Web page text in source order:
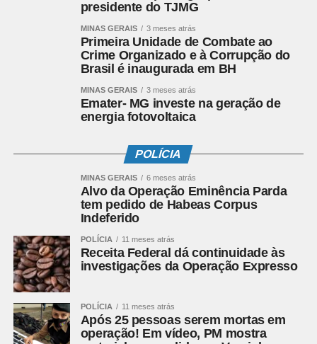
Para o reitor do IFSULDEMINAS, professor Marcelo
Bregagnoli, a parceria tem se mostrado muito positiva e
quem ganha é o contribuinte. “Temos uma parceria muito
efetiva com a Receita Federal, fortalecendo o valor
público entre as instituições. Ações como essa nos
enchem de orgulho por sabermos que vamos além do
ensino, pesquisa e extensão, ampliando nossas ações
sociais junto a sociedade”.
Processo de Transformação
De acordo com o IFSULDEMINAS, a descaracterização
acontece com a retirada de etiquetas, marcas e
logomarcas em evidência, e o material será reutilizado na
confecção de máscaras de proteção contra a COVID-19.
Além do vestuário, outros itens estão sendo destinados
ao IFSULDEMINAS, como: cintos, sapatos e bonés.
Esses artigos serão doados à população de baixa renda
ou em situação de vulnerabilidade.
Parceria pelo bem
presidente do TJMG
MINAS GERAIS 3 meses atrás
Primeira Unidade de Combate ao
Crime Organizado e à Corrupção do
Brasil é inaugurada em BH
MINAS GERAIS 3 meses atrás
Emater- MG investe na geração de
energia fotovoltaica
POLÍCIA
MINAS GERAIS 6 meses atrás
Alvo da Operação Eminência Parda
tem pedido de Habeas Corpus
Indeferido
POLÍCIA 11 meses atrás
Receita Federal dá continuidade às
investigações da Operação Expresso
POLÍCIA 11 meses atrás
Após 25 pessoas serem mortas em
operação! Em vídeo, PM mostra